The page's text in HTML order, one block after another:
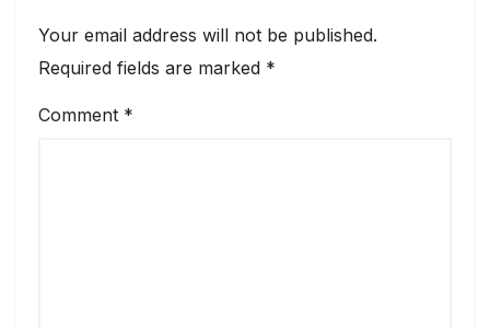
Your email address will not be published.
Required fields are marked *
Comment *